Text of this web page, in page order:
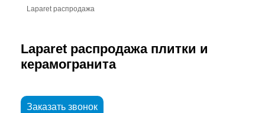
Laparet распродажа
Laparet распродажа плитки и
керамогранита
Заказать звонок